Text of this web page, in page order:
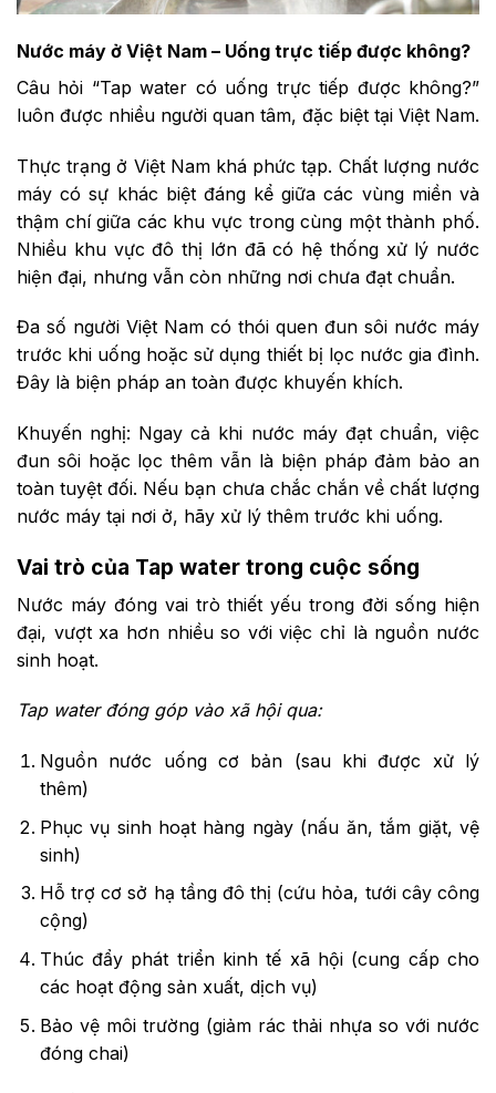
Nước máy ở Việt Nam – Uống trực tiếp được không?
Câu hỏi “Tap water có uống trực tiếp được không?”
luôn được nhiều người quan tâm, đặc biệt tại Việt Nam.
Thực trạng ở Việt Nam khá phức tạp. Chất lượng nước
máy có sự khác biệt đáng kể giữa các vùng miền và
thậm chí giữa các khu vực trong cùng một thành phố.
Nhiều khu vực đô thị lớn đã có hệ thống xử lý nước
hiện đại, nhưng vẫn còn những nơi chưa đạt chuẩn.
Đa số người Việt Nam có thói quen đun sôi nước máy
trước khi uống hoặc sử dụng thiết bị lọc nước gia đình.
Đây là biện pháp an toàn được khuyến khích.
Khuyến nghị: Ngay cả khi nước máy đạt chuẩn, việc
đun sôi hoặc lọc thêm vẫn là biện pháp đảm bảo an
toàn tuyệt đối. Nếu bạn chưa chắc chắn về chất lượng
nước máy tại nơi ở, hãy xử lý thêm trước khi uống.
Vai trò của Tap water trong cuộc sống
Nước máy đóng vai trò thiết yếu trong đời sống hiện
đại, vượt xa hơn nhiều so với việc chỉ là nguồn nước
sinh hoạt.
Tap water đóng góp vào xã hội qua:
Nguồn nước uống cơ bản (sau khi được xử lý
thêm)
Phục vụ sinh hoạt hàng ngày (nấu ăn, tắm giặt, vệ
sinh)
Hỗ trợ cơ sở hạ tầng đô thị (cứu hỏa, tưới cây công
cộng)
Thúc đẩy phát triển kinh tế xã hội (cung cấp cho
các hoạt động sản xuất, dịch vụ)
Bảo vệ môi trường (giảm rác thải nhựa so với nước
đóng chai)